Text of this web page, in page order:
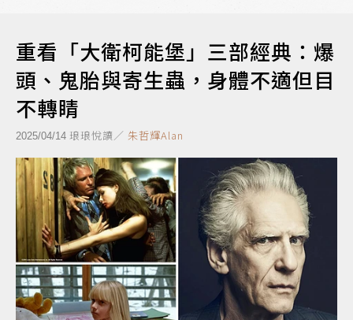
重看「大衛柯能堡」三部經典：爆
頭、鬼胎與寄生蟲，身體不適但目
不轉睛
2025/04/14 琅琅悅讀／ 朱哲輝Alan